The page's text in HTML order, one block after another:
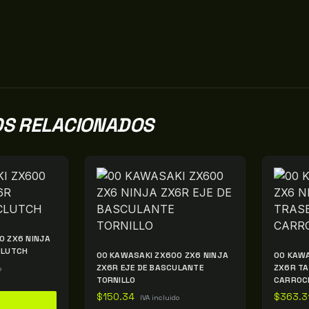
RELACIONADOS
ZX6 NINJA
00 KAWASAKI ZX600 ZX6 NINJA
ZX6R EJE DE BASCULANTE
TORNILLO
$150.34 IVA incluido
00
ZX6R
$